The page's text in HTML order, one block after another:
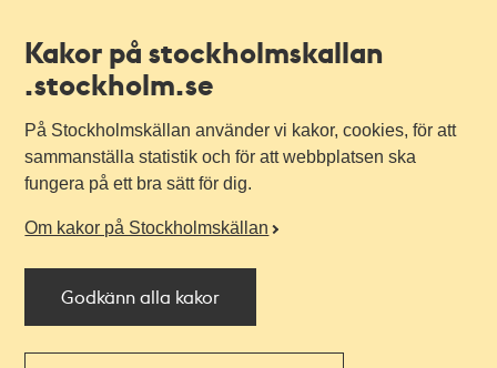
Kakor på stockholmskallan
.stockholm.se
På Stockholmskällan använder vi kakor, cookies, för att
sammanställa statistik och för att webbplatsen ska
fungera på ett bra sätt för dig.
Om kakor på Stockholmskällan
Godkänn alla kakor